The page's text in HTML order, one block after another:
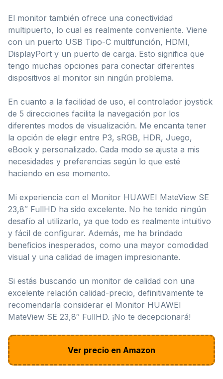
El monitor también ofrece una conectividad
multipuerto, lo cual es realmente conveniente. Viene
con un puerto USB Tipo-C multifunción, HDMI,
DisplayPort y un puerto de carga. Esto significa que
tengo muchas opciones para conectar diferentes
dispositivos al monitor sin ningún problema.
En cuanto a la facilidad de uso, el controlador joystick
de 5 direcciones facilita la navegación por los
diferentes modos de visualización. Me encanta tener
la opción de elegir entre P3, sRGB, HDR, Juego,
eBook y personalizado. Cada modo se ajusta a mis
necesidades y preferencias según lo que esté
haciendo en ese momento.
Mi experiencia con el Monitor HUAWEI MateView SE
23,8″ FullHD ha sido excelente. No he tenido ningún
desafío al utilizarlo, ya que todo es realmente intuitivo
y fácil de configurar. Además, me ha brindado
beneficios inesperados, como una mayor comodidad
visual y una calidad de imagen impresionante.
Si estás buscando un monitor de calidad con una
excelente relación calidad-precio, definitivamente te
recomendaría considerar el Monitor HUAWEI
MateView SE 23,8″ FullHD. ¡No te decepcionará!
Ver precio en Amazon